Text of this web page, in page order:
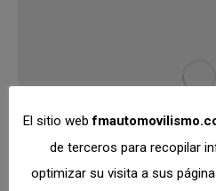
El sitio web
de terceros para recopilar
optimizar su visita a sus